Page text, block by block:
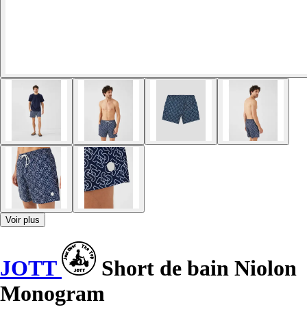
Voir plus
JOTT
Short de bain Niolon
Monogram